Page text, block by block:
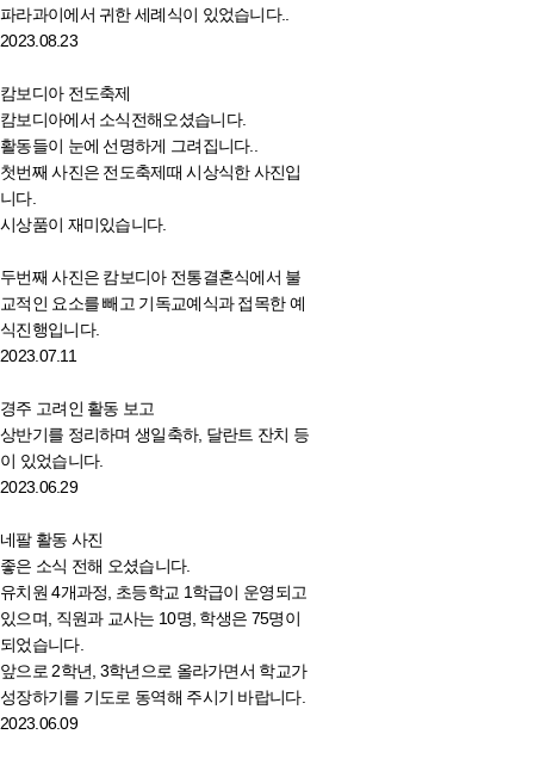
파라과이에서 귀한 세례식이 있었습니다..
2023.08.23
캄보디아 전도축제
캄보디아에서 소식전해오셨습니다.
활동들이 눈에 선명하게 그려집니다..
첫번째 사진은 전도축제때 시상식한 사진입
니다.
시상품이 재미있습니다.
두번째 사진은 캄보디아 전통결혼식에서 불
교적인 요소를 빼고 기독교예식과 접목한 예
식진행입니다.
2023.07.11
경주 고려인 활동 보고
상반기를 정리하며 생일축하, 달란트 잔치 등
이 있었습니다.
2023.06.29
네팔 활동 사진
좋은 소식 전해 오셨습니다.
유치원 4개과정, 초등학교 1학급이 운영되고
있으며, 직원과 교사는 10명, 학생은 75명이
되었습니다.
앞으로 2학년, 3학년으로 올라가면서 학교가
성장하기를 기도로 동역해 주시기 바랍니다.
2023.06.09